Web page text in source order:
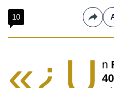
10
«¿U n